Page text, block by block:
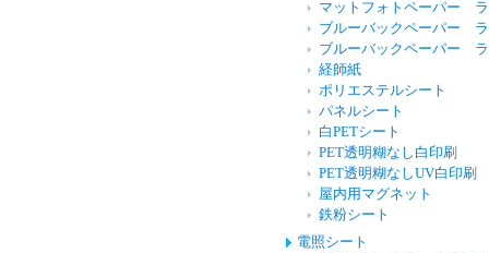
マットフォトペーパー
ブルーバックペーパー
ブルーバックペーパー
経師紙
ポリエステルシート
パネルシート
白PETシート
PET透明糊なし白印刷
PET透明糊なしUV白印刷
屋内用マグネット
鉄粉シート
電照シート